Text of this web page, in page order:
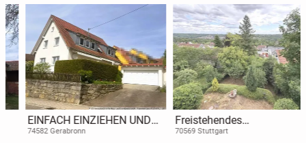
EINFACH EINZIEHEN UND
WOHLFÜHLEN: Gepflegtes
74582 Gerabronn
Freistehendes
Einfamilienhaus mit Pool
70569 Stuttgart